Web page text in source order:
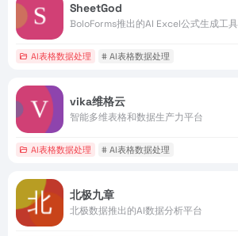
SheetGod
BoloForms推出的AI Excel公式生成工具
AI表格数据处理 # AI表格数据处理
vika维格云
智能多维表格和数据生产力平台
AI表格数据处理 # AI表格数据处理
北极九章
北极数据推出的AI数据分析平台